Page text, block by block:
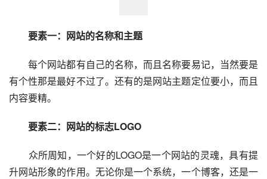
要素一：网站的名称和主题
每个网站都有自己的名称，而且名称要易记，当然要是
有个性那是最好不过了。还有的是网站主题定位要小，而且
内容要精。
要素二：网站的标志LOGO
众所周知，一个好的LOGO是一个网站的灵魂，具有提
升网站形象的作用。无论你是一个系统，一个博客，还是一